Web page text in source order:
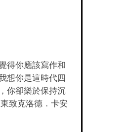
得你應該寫作和
想你是這時代四
你卻樂於保持沉
致克洛德．卡安